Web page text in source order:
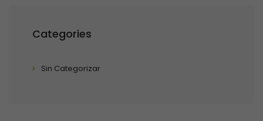
Categories
Sin Categorizar